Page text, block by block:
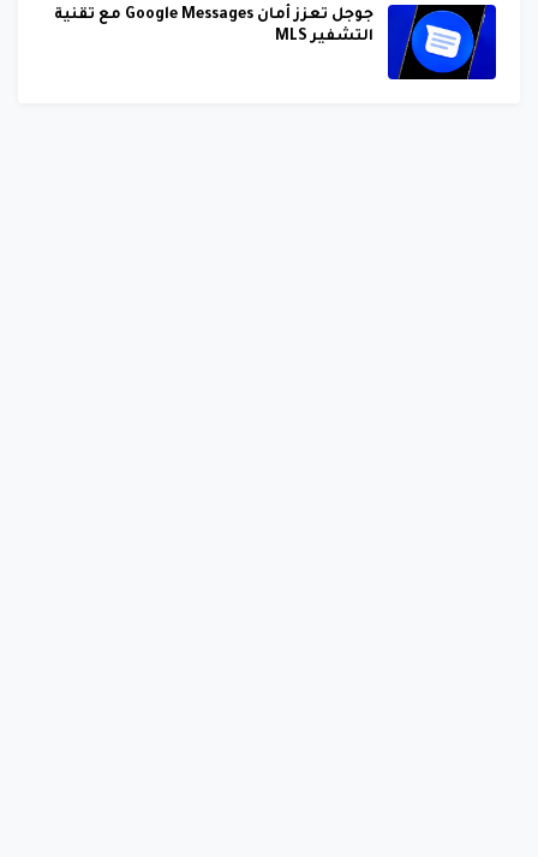
جوجل تعزز أمان Google Messages مع تقنية
التشفير MLS